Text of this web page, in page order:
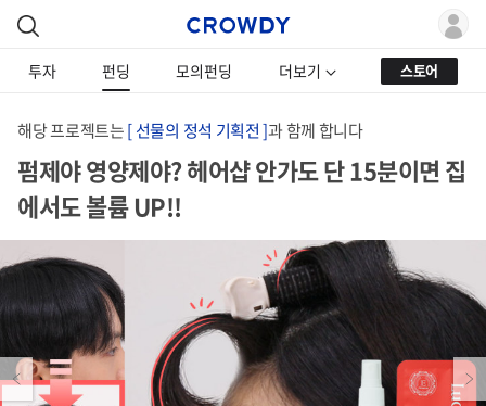
투자 펀딩 모의펀딩 더보기 스토어
해당 프로젝트는[ 선물의 정석 기획전 ]과 함께 합니다
펌제야 영양제야? 헤어샵 안가도 단 15분이면 집
에서도 볼륨 UP!!
Previous Next